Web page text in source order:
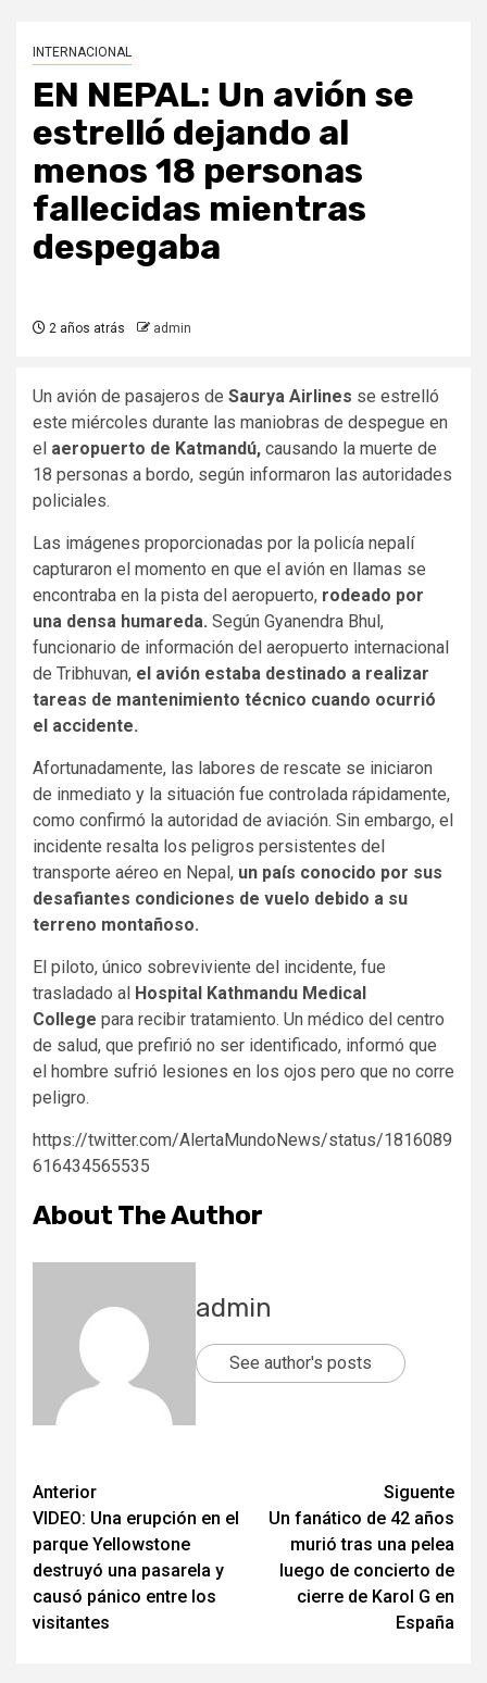
INTERNACIONAL
EN NEPAL: Un avión se
estrelló dejando al
menos 18 personas
fallecidas mientras
despegaba
2 años atrás admin
Un avión de pasajeros de Saurya Airlines se estrelló
este miércoles durante las maniobras de despegue en
el aeropuerto de Katmandú, causando la muerte de
18 personas a bordo, según informaron las autoridades
policiales.
Las imágenes proporcionadas por la policía nepalí
capturaron el momento en que el avión en llamas se
encontraba en la pista del aeropuerto, rodeado por
una densa humareda. Según Gyanendra Bhul,
funcionario de información del aeropuerto internacional
de Tribhuvan, el avión estaba destinado a realizar
tareas de mantenimiento técnico cuando ocurrió
el accidente.
Afortunadamente, las labores de rescate se iniciaron
de inmediato y la situación fue controlada rápidamente,
como confirmó la autoridad de aviación. Sin embargo, el
incidente resalta los peligros persistentes del
transporte aéreo en Nepal, un país conocido por sus
desafiantes condiciones de vuelo debido a su
terreno montañoso.
El piloto, único sobreviviente del incidente, fue
trasladado al Hospital Kathmandu Medical
College para recibir tratamiento. Un médico del centro
de salud, que prefirió no ser identificado, informó que
el hombre sufrió lesiones en los ojos pero que no corre
peligro.
https://twitter.com/AlertaMundoNews/status/1816089
616434565535
About The Author
admin
See author's posts
Post
navigation
Anterior
VIDEO: Una erupción en el
parque Yellowstone
destruyó una pasarela y
causó pánico entre los
visitantes
Siguente
Un fanático de 42 años
murió tras una pelea
luego de concierto de
cierre de Karol G en
España